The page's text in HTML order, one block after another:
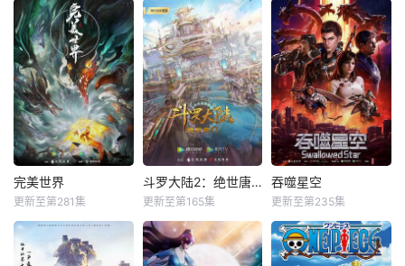
完美世界
更新至第281集
斗罗大陆2：绝世唐门
更新至第165集
吞噬星空
更新至第235集